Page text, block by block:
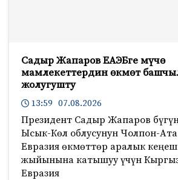
Садыр Жапаров ЕАЭБге мүчө
мамлекеттердин өкмөт
жолугушту
13:59 07.08.2026
Президент Садыр Жапаров
Ысык-Көл облусунун Чолпон-
Евразия өкмөттөр аралык
жыйынына катышуу үчүн
Евразия